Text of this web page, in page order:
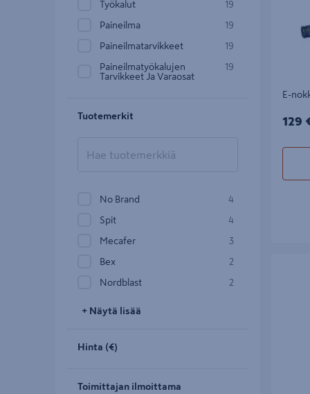
Työkalut 19
Paineilma 19
Paineilmatarvikkeet 19
Paineilmatyökalujen
Tarvikkeet Ja Varaosat
19
Tuotemerkit
No Brand 4
Spit 4
Mecafer 3
Bex 2
Nordblast 2
+ Näytä lisää
Hinta (€)
Toimittajan ilmoittama
E-
129